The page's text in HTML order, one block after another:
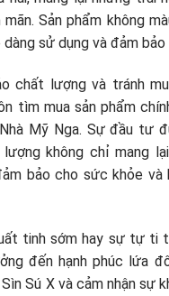
mãn. Sản phẩm không
dàng sử dụng và đảm
chất lượng và tránh
tìm mua sản phẩm
Mỹ Nga. Sự đầu tư
không chỉ mang
bảo cho sức khỏe và
tinh sớm hay sự tự ti
đến hạnh phúc lứa
Sú X và cảm nhận sự